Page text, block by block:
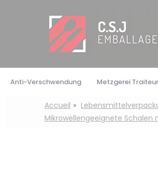
Anti-Verschwendung Metzgerei
Accueil
Mikrowellengeeignete